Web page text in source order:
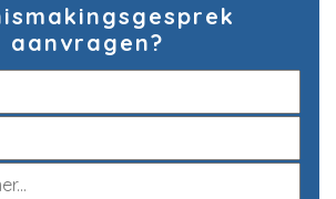
aanvragen?